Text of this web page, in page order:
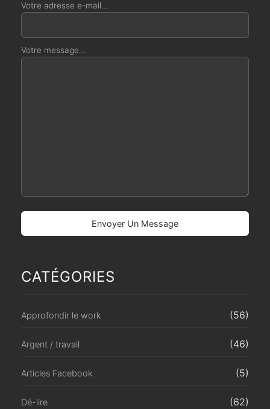
Votre adresse e-mail...
Votre message...
CATÉGORIES
Approfondir le work (56)
Argent / travail (46)
Articles Facebook (5)
Dé-lire (62)